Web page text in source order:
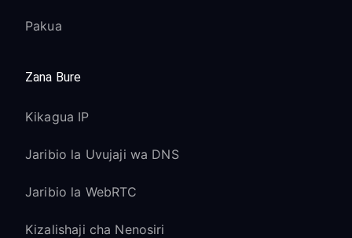
Pakua
Zana Bure
Kikagua IP
Jaribio la Uvujaji wa DNS
Jaribio la WebRTC
Kizalishaji cha Nenosiri